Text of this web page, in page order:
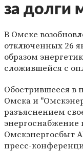
за долги
В Омске
отключенных 26
образом
сложившейся с
Обострившееся
Омска и
разъяснением
Омскэнергосбыт
пресс-